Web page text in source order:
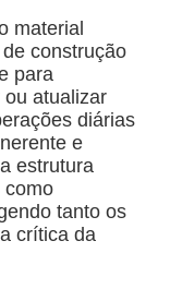
material
construção
para
atualizar
diárias
e
estrutura
como
tanto os
crítica da